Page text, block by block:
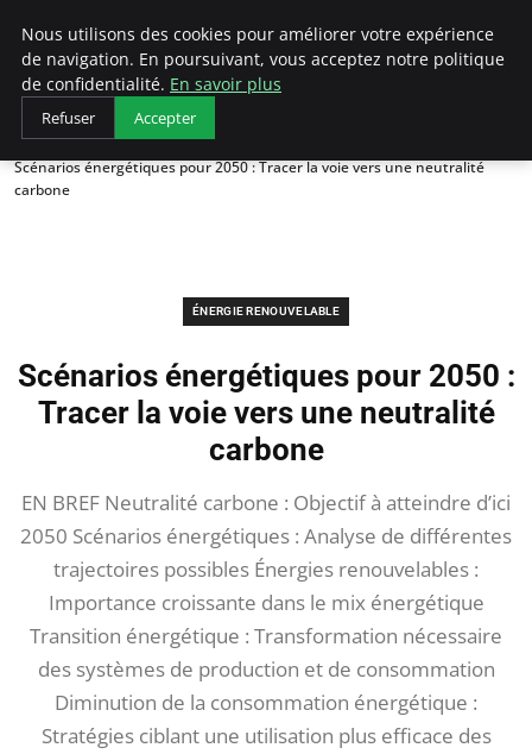
Arcticclimateemergency
Accueil
Énergie renouvelable
Scénarios énergétiques pour 2050 : Tracer la voie vers une neutralité
carbone
ÉNERGIE RENOUVELABLE
Scénarios énergétiques pour 2050 :
Tracer la voie vers une neutralité
carbone
EN BREF Neutralité carbone : Objectif à atteindre d’ici
2050 Scénarios énergétiques : Analyse de différentes
trajectoires possibles Énergies renouvelables :
Importance croissante dans le mix énergétique
Transition énergétique : Transformation nécessaire
des systèmes de production et de consommation
Diminution de la consommation énergétique :
Stratégies ciblant une utilisation plus efficace des
Nous utilisons des cookies pour améliorer votre expérience
de navigation. En poursuivant, vous acceptez notre politique
de confidentialité. En savoir plus
Refuser Accepter